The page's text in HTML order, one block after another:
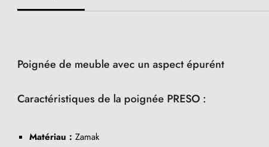
Poignée de meuble avec un aspect épurént
Caractéristiques de la poignée PRESO :
Matériau : Zamak